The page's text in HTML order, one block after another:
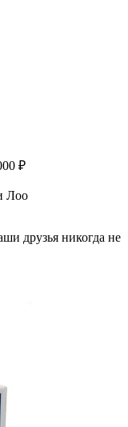
₽
Лоо
друзья никогда не